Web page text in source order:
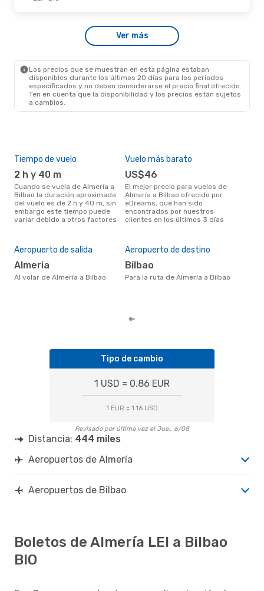
Ver más
Los precios que se muestran en esta página estaban
disponibles durante los últimos 20 días para los periodos
especificados y no deben considerarse el precio final ofrecido.
Ten en cuenta que la disponibilidad y los precios están sujetos
a cambios.
Tiempo de vuelo
2 h y 40 m
Cuando se vuela de Almería a
Bilbao la duración aproximada
del vuelo es de 2 h y 40 m, sin
embargo este tiempo puede
variar debido a otros factores
Vuelo más barato
US$46
El mejor precio para vuelos de
Almería a Bilbao ofrecido por
eDreams, que han sido
encontrados por nuestros
clientes en los últimos 3 días
Aeropuerto de salida
Almeria
Al volar de Almería a Bilbao
Aeropuerto de destino
Bilbao
Para la ruta de Almería a Bilbao
Tipo de cambio
1 USD = 0.86 EUR
1 EUR = 1.16 USD
Revisado por última vez el Jue., 6/08
Distancia: 444 miles
Aeropuertos de Almería
Aeropuertos de Bilbao
Boletos de Almería LEI a Bilbao
BIO